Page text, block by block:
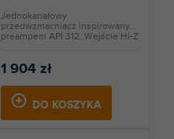
1 904 zł
DO KOSZYKA
Jednokanałowy
przedwzmacniacz inspirowany
preampem API 312. Wejście Hi-Z